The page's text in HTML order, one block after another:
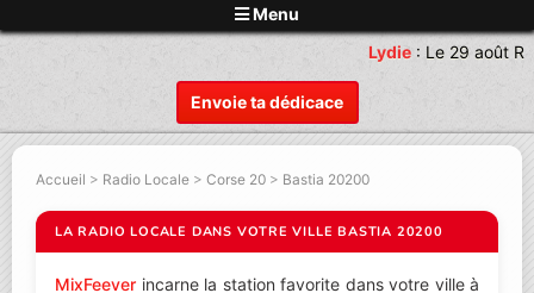
Menu
Envoie ta dédicace
Lydie:Le 29 août
Accueil > Radio Locale > Corse 20 > Bastia 20200
LA RADIO LOCALE DANS VOTRE VILLE BASTIA 20200
MixFeever incarne la station favorite dans votre ville à